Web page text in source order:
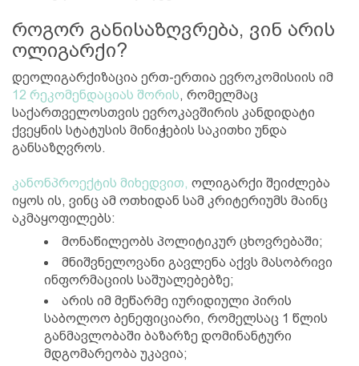
როგორ განისაზღვრება, ვინ არის
ოლიგარქი?
დეოლიგარქიზაცია ერთ-ერთია ევროკომისიის იმ
12 რეკომენდაციას შორის, რომელმაც
საქართველოსთვის ევროკავშირის კანდიდატი
ქვეყნის სტატუსის მინიჭების საკითხი უნდა
განსაზღვროს.
კანონპროექტის მიხედვით, ოლიგარქი შეიძლება
იყოს ის, ვინც ამ ოთხიდან სამ კრიტერიუმს მაინც
აკმაყოფილებს:
მონაწილეობს პოლიტიკურ ცხოვრებაში;
მნიშვნელოვანი გავლენა აქვს მასობრივი
ინფორმაციის საშუალებებზე;
არის იმ მეწარმე იურიდიული პირის
საბოლოო ბენეფიციარი, რომელსაც 1 წლის
განმავლობაში ბაზარზე დომინანტური
მდგომარეობა უკავია;